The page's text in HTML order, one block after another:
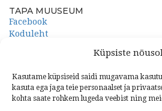
Küpsiste
Kasutame küpsiseid saidi mugavama
kasuta ega jaga teie personaalset ja
kohta saate rohkem lugeda veebist ning
TAPA MUUSEUM
Facebook
Koduleht
PORKUNI PAEMUUSEUM
Koduleht